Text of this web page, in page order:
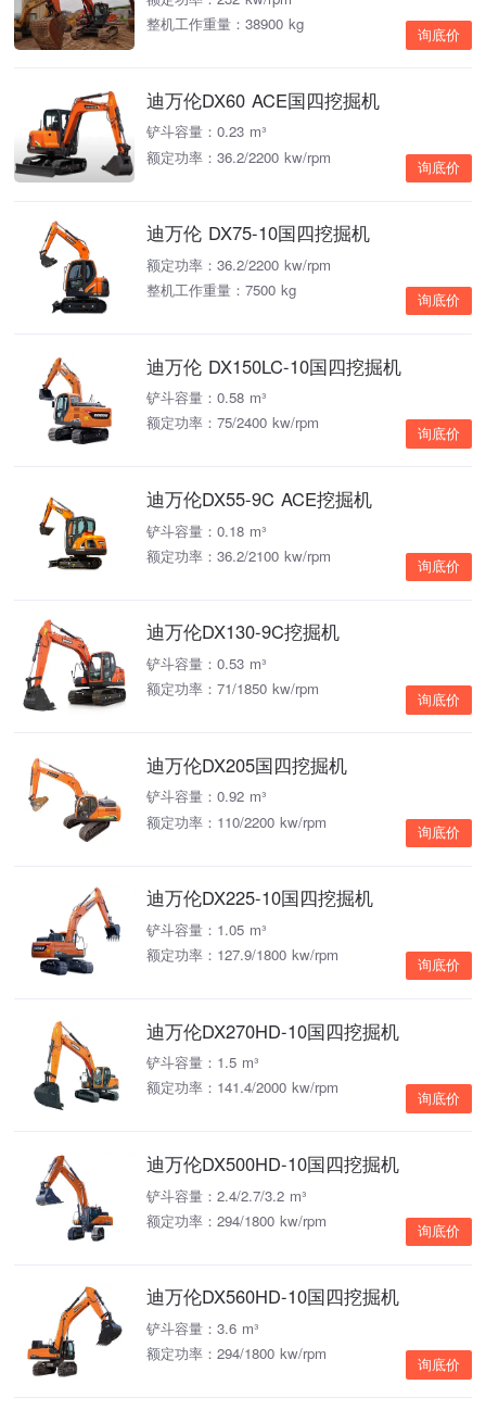
整机工作重量：38900 kg
询底价
迪万伦DX60 ACE国四挖掘机
铲斗容量：0.23 m³
额定功率：36.2/2200 kw/rpm
询底价
迪万伦 DX75-10国四挖掘机
额定功率：36.2/2200 kw/rpm
整机工作重量：7500 kg
询底价
迪万伦 DX150LC-10国四挖掘机
铲斗容量：0.58 m³
额定功率：75/2400 kw/rpm
询底价
迪万伦DX55-9C ACE挖掘机
铲斗容量：0.18 m³
额定功率：36.2/2100 kw/rpm
询底价
迪万伦DX130-9C挖掘机
铲斗容量：0.53 m³
额定功率：71/1850 kw/rpm
询底价
迪万伦DX205国四挖掘机
铲斗容量：0.92 m³
额定功率：110/2200 kw/rpm
询底价
迪万伦DX225-10国四挖掘机
铲斗容量：1.05 m³
额定功率：127.9/1800 kw/rpm
询底价
迪万伦DX270HD-10国四挖掘机
铲斗容量：1.5 m³
额定功率：141.4/2000 kw/rpm
询底价
迪万伦DX500HD-10国四挖掘机
铲斗容量：2.4/2.7/3.2 m³
额定功率：294/1800 kw/rpm
询底价
迪万伦DX560HD-10国四挖掘机
铲斗容量：3.6 m³
额定功率：294/1800 kw/rpm
询底价